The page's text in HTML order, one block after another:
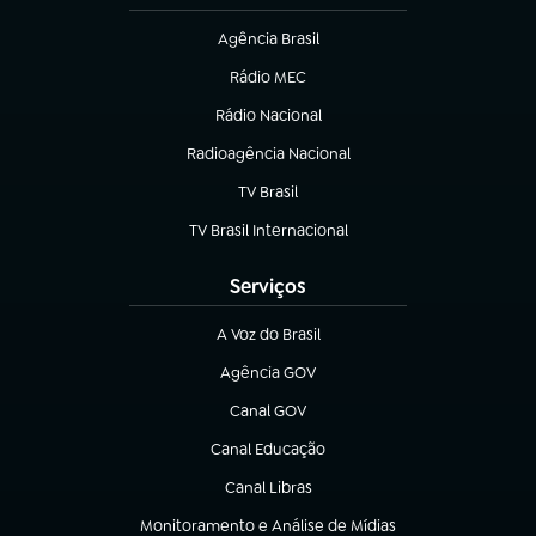
Agência Brasil
(abre em nova aba)
Rádio MEC
(abre em nova aba)
Rádio Nacional
Radioagência Nacional
(abre em nova aba)
TV Brasil
(abre em nova aba)
TV Brasil Internacional
(abre em nova aba)
Serviços
A Voz do Brasil
(abre em nova aba)
Agência GOV
(abre em nova aba)
Canal GOV
(abre em nova aba)
Canal Educação
(abre em nova aba)
Canal Libras
(abre em nova aba)
Monitoramento e Análise de Mídias